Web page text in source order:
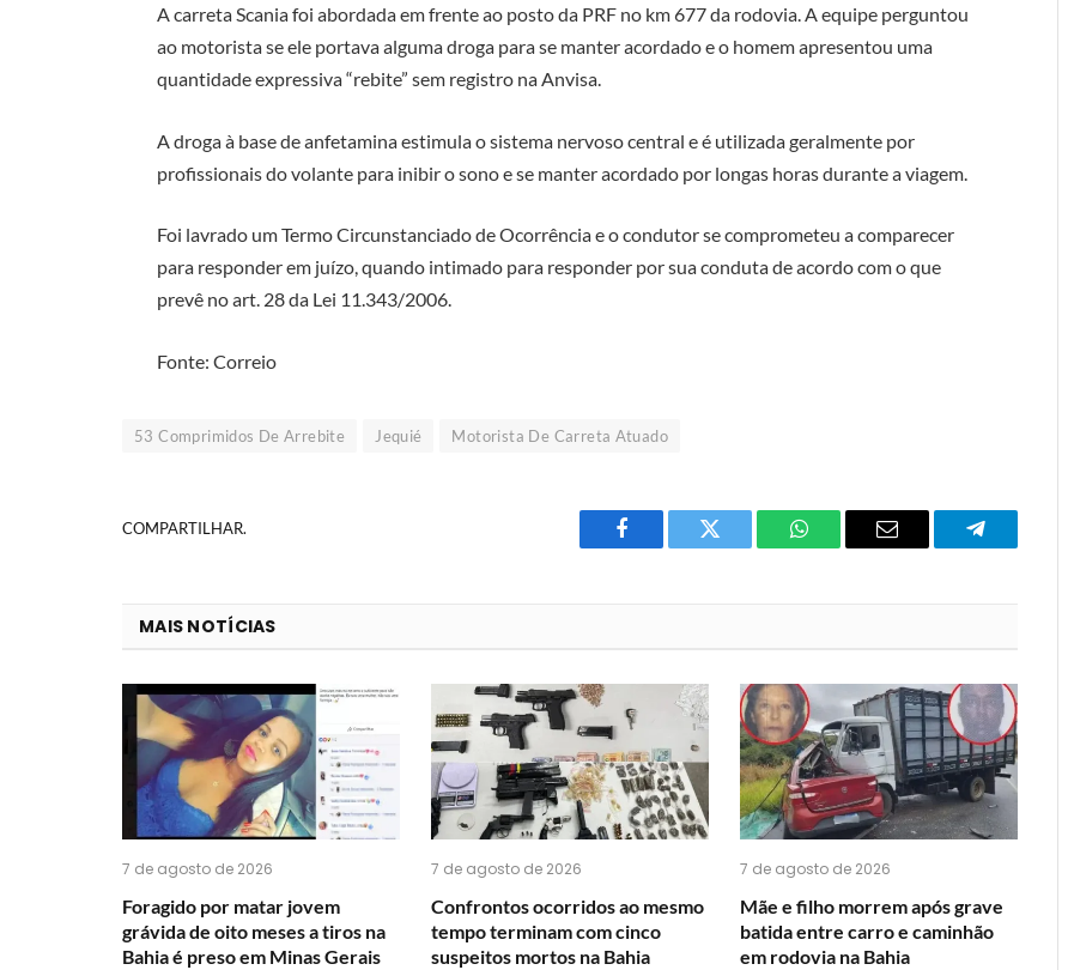
A carreta Scania foi abordada em frente ao posto da PRF no km 677 da rodovia. A equipe perguntou
ao motorista se ele portava alguma droga para se manter acordado e o homem apresentou uma
quantidade expressiva “rebite” sem registro na Anvisa.
A droga à base de anfetamina estimula o sistema nervoso central e é utilizada geralmente por
profissionais do volante para inibir o sono e se manter acordado por longas horas durante a viagem.
Foi lavrado um Termo Circunstanciado de Ocorrência e o condutor se comprometeu a comparecer
para responder em juízo, quando intimado para responder por sua conduta de acordo com o que
prevê no art. 28 da Lei 11.343/2006.
Fonte: Correio
53 Comprimidos De Arrebite Jequié Motorista De Carreta Atuado
COMPARTILHAR.
Facebook Twitter
O
do
WhatsApp?
E-
Telegrama
MAIS NOTÍCIAS
7 de agosto de 2026
Foragido por matar jovem
grávida de oito meses a tiros na
Bahia é preso em Minas Gerais
7 de agosto de 2026
Confrontos ocorridos ao mesmo
tempo terminam com cinco
suspeitos mortos na Bahia
7 de agosto de 2026
Mãe e filho morrem após grave
batida entre carro e caminhão
em rodovia na Bahia